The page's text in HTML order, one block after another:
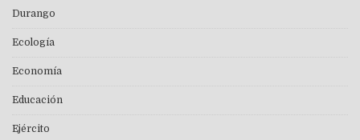
Durango
Ecología
Economía
Educación
Ejército